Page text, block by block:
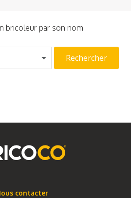
bricoleur par son nom
Rechercher
contacter